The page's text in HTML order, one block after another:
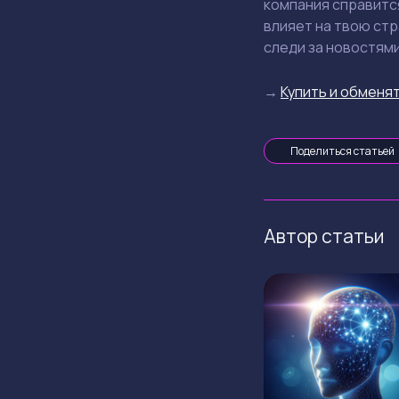
компания
влияет на твою
следи за
→ Купить и
Поделиться статьей
Автор статьи